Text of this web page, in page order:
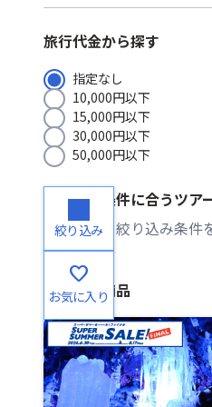
旅行代金から探す
指定なし
10,000円以下
15,000円以下
30,000円以下
50,000円以下
絞り込み
favorite
お気に入り
ご希望の条件に合うツア
検索条件・絞り込み条
おすすめ商品